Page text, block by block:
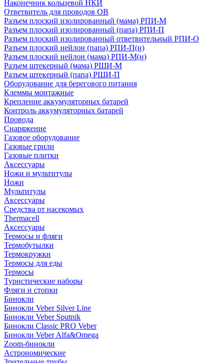
Наконечник кольцевой НКИ
Ответвитель для проводов ОВ
Разъем плоский изолированный (мама) РПИ-М
Разъем плоский изолированный (папа) РПИ-П
Разъем плоский изолированный ответвительный РПИ-О
Разъем плоский нейлон (папа) РПИ-П(н)
Разъем плоский нейлон (мама) РПИ-М(н)
Разъем штекерный (мама) РШИ-М
Разъем штекерный (папа) РШИ-П
Оборудование для берегового питания
Клеммы монтажные
Крепление аккумуляторных батарей
Контроль аккумуляторных батарей
Провода
Снаряжение
Газовое оборудование
Газовые грили
Газовые плитки
Аксессуары
Ножи и мультитулы
Ножи
Мультитулы
Аксессуары
Средства от насекомых
Thermacell
Аксессуары
Термосы и фляги
Термобутылки
Термокружки
Термосы для еды
Термосы
Туристические наборы
Фляги и стопки
Бинокли
Бинокли Veber Silver Line
Бинокли Veber Sputnik
Бинокли Classic PRO Veber
Бинокли Veber Alfa&Omega
Zoom-бинокли
Астрономические